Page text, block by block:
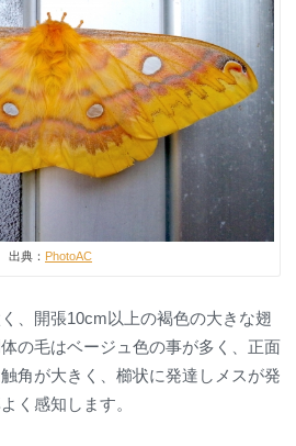
出典： PhotoAC
、開張10cm以上の褐色の大きな翅
の毛はベージュ色の事が多く、正面
角が大きく、櫛状に発達しメスが発
く感知します。